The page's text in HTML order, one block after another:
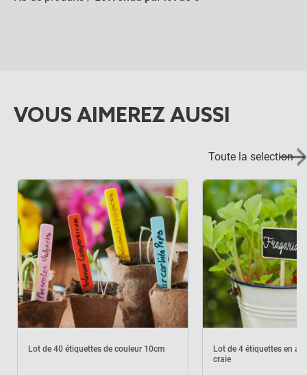
VOUS AIMEREZ AUSSI
Toute la selection
Lot de 40 étiquettes de couleur 10cm
Lot de 4 étiquettes en
craie